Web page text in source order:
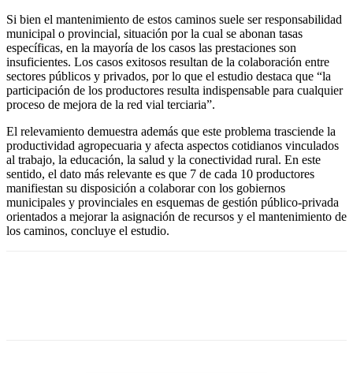
Si bien el mantenimiento de estos caminos suele ser responsabilidad
municipal o provincial, situación por la cual se abonan tasas
específicas, en la mayoría de los casos las prestaciones son
insuficientes. Los casos exitosos resultan de la colaboración entre
sectores públicos y privados, por lo que el estudio destaca que “la
participación de los productores resulta indispensable para cualquier
proceso de mejora de la red vial terciaria”.
El relevamiento demuestra además que este problema trasciende la
productividad agropecuaria y afecta aspectos cotidianos vinculados
al trabajo, la educación, la salud y la conectividad rural. En este
sentido, el dato más relevante es que 7 de cada 10 productores
manifiestan su disposición a colaborar con los gobiernos
municipales y provinciales en esquemas de gestión público-privada
orientados a mejorar la asignación de recursos y el mantenimiento de
los caminos, concluye el estudio.